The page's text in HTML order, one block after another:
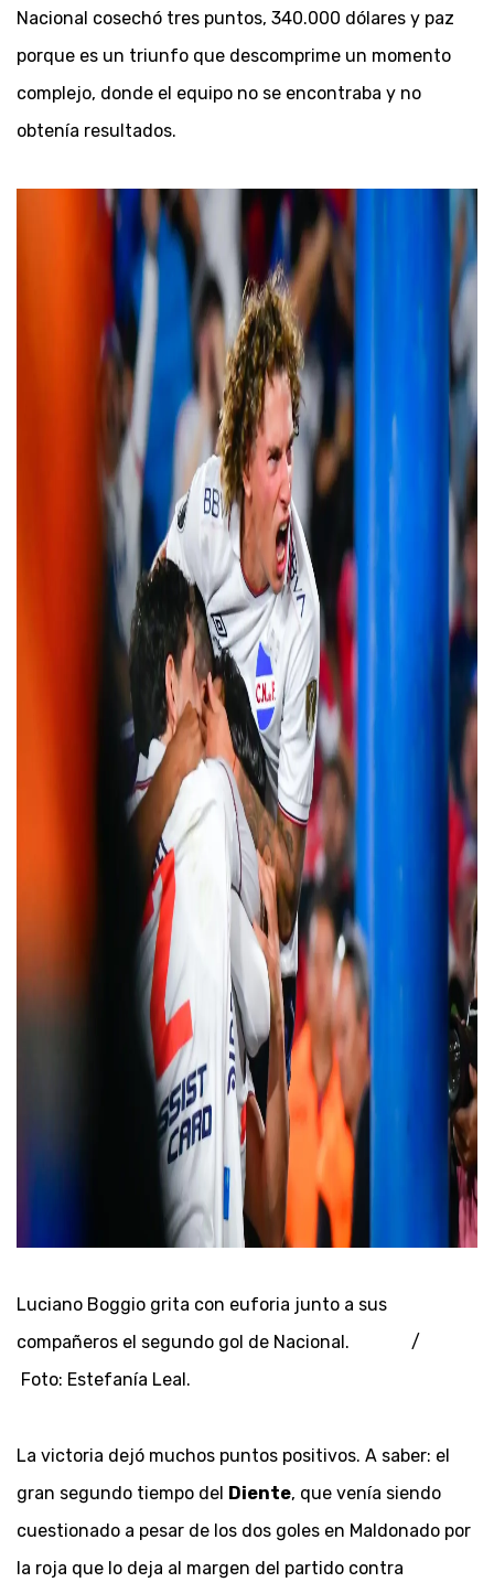
Nacional cosechó tres puntos, 340.000 dólares y paz
porque es un triunfo que descomprime un momento
complejo, donde el equipo no se encontraba y no
obtenía resultados.
Luciano Boggio grita con euforia junto a sus
compañeros el segundo gol de Nacional. /
Foto: Estefanía Leal.
La victoria dejó muchos puntos positivos. A saber: el
gran segundo tiempo del Diente, que venía siendo
cuestionado a pesar de los dos goles en Maldonado por
la roja que lo deja al margen del partido contra